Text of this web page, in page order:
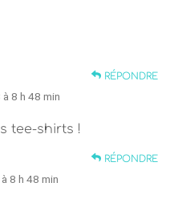
RÉPONDRE
8 h 48 min
tee-shirts !
RÉPONDRE
8 h 48 min